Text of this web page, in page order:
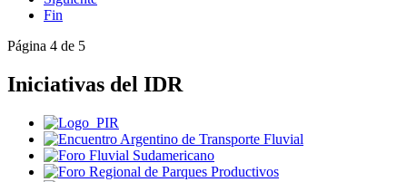
Fin
Página 4 de 5
Iniciativas del IDR